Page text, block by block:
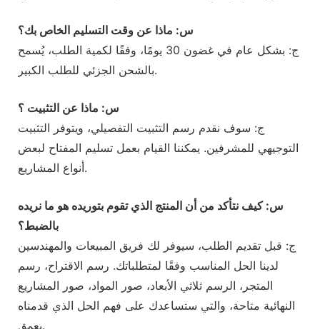
س: ماذا عن وقت التسليم الخاص بك؟
ج: بشكل عام في غضون 30 يومًا، وفقًا لكمية الطلب، يُسمح
بالشحن الجزئي للطلب الكبير.
س: ماذا عن التثبيت ؟
ج: سوف نقدم رسم التثبيت التفصيلي، ويتوفر التثبيت
التوجيهي للمشرفين. يمكننا القيام بعمل تسليم المفتاح لبعض
أنواع المشاريع.
س: كيف نتأكد من أن المنتج الذي تقوم بتوريده هو ما نريده
بالضبط؟
ج: قبل تقديم الطلب، سيوفر لك فريق المبيعات والمهندسين
لدينا الحل المناسب وفقًا لمتطلباتك. رسم الاقتراح، رسم
المتجر، الرسم ثلاثي الأبعاد، صور المواد، صور المشاريع
النهائية متاحة، والتي ستساعدك على فهم الحل الذي قدمناه
بعمق.